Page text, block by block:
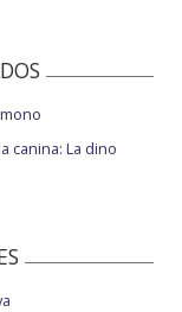
canina: La dino